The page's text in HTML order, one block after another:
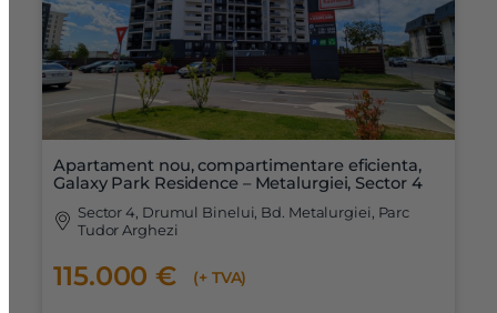
Apartament nou, compartimentare eficienta,
Galaxy Park Residence – Metalurgiei, Sector 4
Sector 4, Drumul Binelui, Bd. Metalurgiei, Parc
Tudor Arghezi
115.000 € (+ TVA)